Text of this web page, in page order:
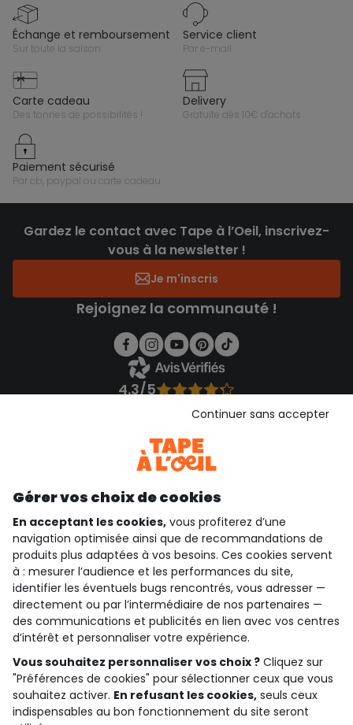
échange et remboursement
sur toute la saison
service client
par e-mail
carte cadeau
des tonnes de possibilités !
delivery
gratuite dès 10€ d'achats
paiement sécurisé
par cb, paypal ou carte cadeau
Gardez le contact avec Tape à l’Oeil, inscrivez-
vous à la newsletter !
Je m'inscris
Rejoignez la communauté !
4.3/5
Voir l’attestation de confiance
Téléchargez notre application
Découvrir notre application
qui sommes-nous ?
besoin d'aide ?
le club fidélité
notre catalogue
Gérer vos choix de cookies
En acceptant les cookies, vous profiterez d’une
navigation optimisée ainsi que de recommandations de
produits plus adaptées à vos besoins. Ces cookies servent
à : mesurer l’audience et les performances du site,
identifier les éventuels bugs rencontrés, vous adresser —
directement ou par l’intermédiaire de nos partenaires —
des communications et publicités en lien avec vos centres
d’intérêt et personnaliser votre expérience.
Vous souhaitez personnaliser vos choix ? Cliquez sur
"Préférences de cookies" pour sélectionner ceux que vous
souhaitez activer. En refusant les cookies, seuls ceux
indispensables au bon fonctionnement du site seront
Continuer sans accepter